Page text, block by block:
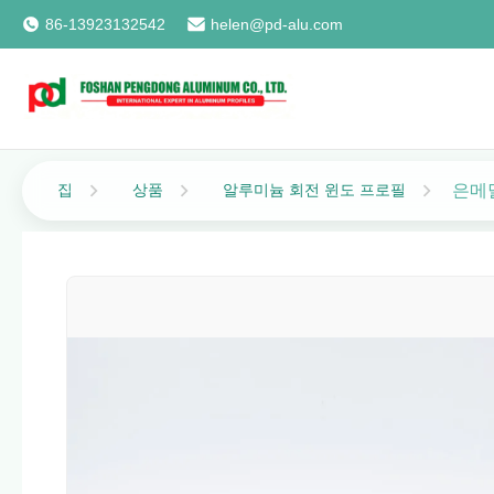
86-13923132542 helen@pd-alu.com
집 상품 알루미늄 회전 윈도 프로필 은메